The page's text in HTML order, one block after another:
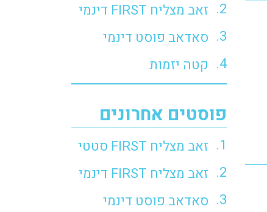
זאב מצליח FIRST דינמי
סאדאב פוסט דינמי
קטה יזמות
פוסטים אחרונים
זאב מצליח FIRST סטטי
זאב מצליח FIRST דינמי
סאדאב פוסט דינמי